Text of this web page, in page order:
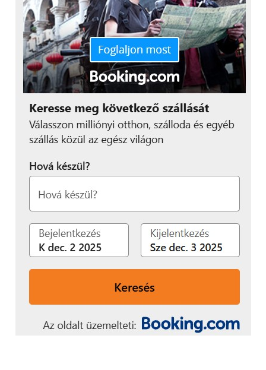
rohan mindenki majd a boltba a Leitz modelljéért,
akiknek viszont elnyerte a tetszését a készülék, az
örülhet, hiszen nem is vészesen drága termékről
van szó. Az ICON egyetlen példányáért ugyanis 50
ezer forint körüli árat kell fizetni bolttól függően, ez
pedig ahhoz mérten, hogy mennyire kompakt és
hatékony eszközről van szó, egyáltalán nem túlzás.
Az biztos, hogy nem kell mindenkinek, de aki
beruház rá, az nem fog csalódni az újdonságban!